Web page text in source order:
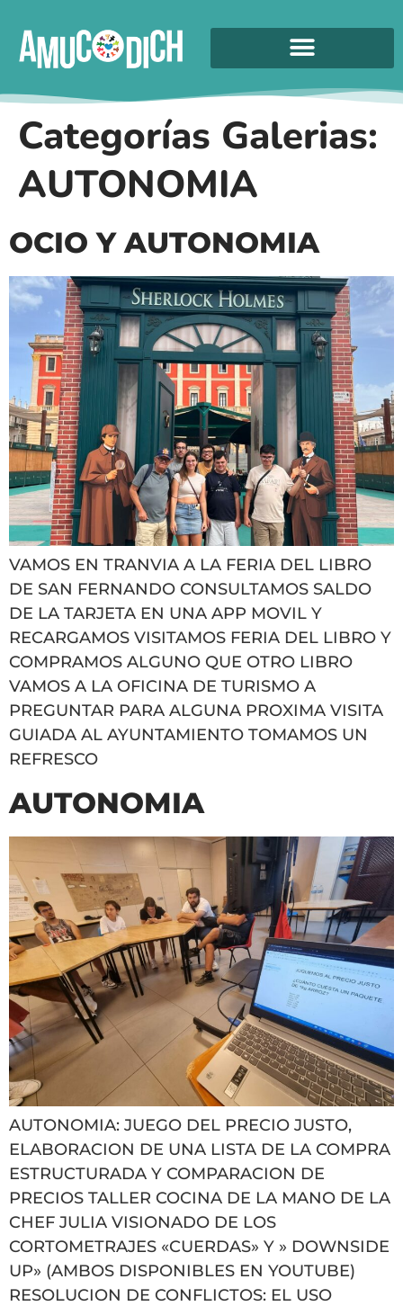
Categorías Galerias:
AUTONOMIA
OCIO Y AUTONOMIA
VAMOS EN TRANVIA A LA FERIA DEL LIBRO
DE SAN FERNANDO CONSULTAMOS SALDO
DE LA TARJETA EN UNA APP MOVIL Y
RECARGAMOS VISITAMOS FERIA DEL LIBRO Y
COMPRAMOS ALGUNO QUE OTRO LIBRO
VAMOS A LA OFICINA DE TURISMO A
PREGUNTAR PARA ALGUNA PROXIMA VISITA
GUIADA AL AYUNTAMIENTO TOMAMOS UN
REFRESCO
AUTONOMIA
AUTONOMIA: JUEGO DEL PRECIO JUSTO,
ELABORACION DE UNA LISTA DE LA COMPRA
ESTRUCTURADA Y COMPARACION DE
PRECIOS TALLER COCINA DE LA MANO DE LA
CHEF JULIA VISIONADO DE LOS
CORTOMETRAJES «CUERDAS» Y » DOWNSIDE
UP» (AMBOS DISPONIBLES EN YOUTUBE)
RESOLUCION DE CONFLICTOS: EL USO